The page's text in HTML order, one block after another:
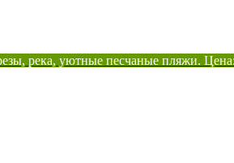
река, уютные песчаные пляжи.